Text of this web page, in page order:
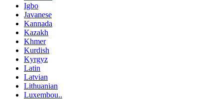
Igbo
Javanese
Kannada
Kazakh
Khmer
Kurdish
Kyrgyz
Latin
Latvian
Lithuanian
Luxembou..